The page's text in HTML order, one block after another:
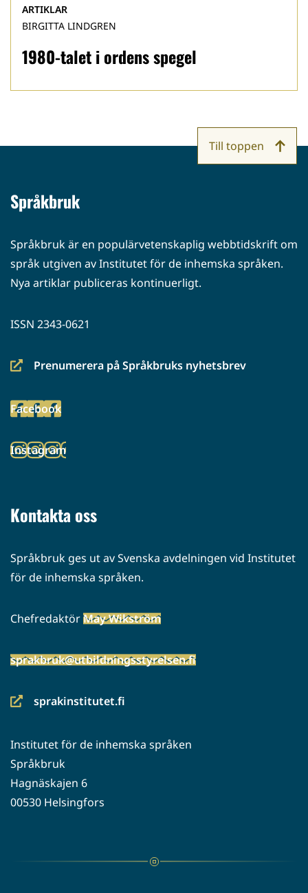
1980-talet i ordens spegel
ARTIKLAR
BIRGITTA LINDGREN
Språkbruk
Språkbruk är en populärvetenskaplig webbtidskrift om
språk utgiven av Institutet för de inhemska språken.
Nya artiklar publiceras kontinuerligt.
ISSN 2343-0621
Prenumerera på Språkbruks nyhetsbrev
(siirryt
palveluun)
Facebook
(siirryt
palveluun)
Instagram
(siirryt
Kontakta oss
Språkbruk ges ut av Svenska avdelningen vid Institutet
för de inhemska språken.
ChefredaktörMay Wikström
sprakbruk@utbildningsstyrelsen.fi
sprakinstitutet.fi
(siirryt
palveluun)
Institutet för de inhemska språken
Språkbruk
Hagnäskajen 6
00530 Helsingfors
Till toppen